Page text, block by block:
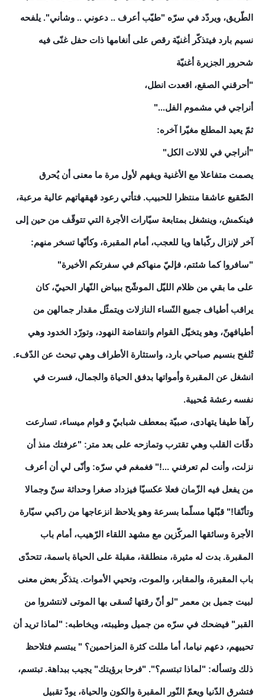
الطّريق، ويردّد في سرّه "طيّب أعرف .. دعوني .. وشأني". يلفحه
نسيم بارد فيتذكّر أغنيّة رقص على أنغامها ذات حفل غنّى فيه
شحرور الجزيرة أغنيّة
"أحرقني الصقع، اقعدت انطل،
أنراجي في مشموم الفل..."
ثمّ يعيد المطلع مغيّرا آخره:
"أنراجي في للالات الكل"
يصمت متفاعلا مع الأغنية ويفهم لأول مرة ما معنى أن يُحرق
الصّقيع عاشقا منتظرا للحبيب. فتأتي رعود قهقهاتهم عالية مرعبة،
فينكمش، وينشغل بمتابعة سيّارات الأجرة التي تتوقّف من حين إلى
آخر لإنزال ركّباها ويا للعجب، أمام المقبرة، وكأنّها تسخر منهم:
"سافروا كما شئتم، فإليّ منهاكم في سفرتكم الأخيرة"
على ما بقي من ظلام الليّل الموشّح ببياض النّهار الحييّ، كان
يراقب أطياف جميع النّساء النازلات ويتمثّل مقدار جمالهن من
أطيافهنّ، وهو يتخيّل القوام وانتفاضة النهود، وتورّد الخدود وهي
تُلفح بنسيم صباحي بارد، واستثارة الأطراف وهي تبحث عن الدّفء.
انشغل عن المقبرة وأمواتها بدفق الحياة والجمال، فسرت في
نفسه رعشة مُحيية.
رآها طيفا يتهادى، صبيّة بمعطف شبابيّ و قوام ميساء، تسارعت
دقّات القلب وهي تقترب وتمازحه على بعد متر: "عرفتك منذ أن
نزلت، وأنت لم تعرفني ...!" فغمغم في سرّه: وأنّى لي أن أعرف
من يفعل فيه الزّمان فعلا عكسيّا فيزداد صغرا وحداثة سنّ وجمالا
وتأنّقا!" قبّلها مسلّما بسرعة وهو يلاحظ انزعاجها من راكبي سيّارة
الأجرة وسائقها المركّزين مع مشهد اللقاء الرّهيب، أمام باب
المقبرة. بدت له مثيرة، منطلقة، مقبلة على الحياة باسمة، تتحدّى
باب المقبرة، والمقابر، والموت، وتحيي الأموات. يتذكّر بعض معنى
لبيت جميل بن معمر "لو أنّ رقتها تُسقى بها الموتى لانتشروا من
القبر" فيضحك في سرّه من جميل وطيبته، ويخاطبه: "لماذا تريد أن
تحييهم، دعهم نياما، أما مللت كثرة المزاحمين؟ " يبتسم فتلاحظ
ذلك وتسأله: "لماذا تبتسم؟". "فرحا برؤيتك" يجيب ببداهة. تبتسم،
فتشرق الدّنيا ويعمّ النّور المقبرة والكون والحياة، يودّ تقبيل